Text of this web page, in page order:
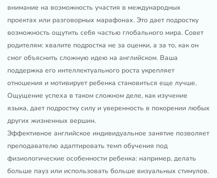
внимание на возможность участия в международных
проектах или разговорных марафонах. Это дает подростку
возможность ощутить себя частью глобального мира. Совет
родителям: хвалите подростка не за оценки, а за то, как он
смог объяснить сложную идею на английском. Ваша
поддержка его интеллектуального роста укрепляет
отношения и мотивирует ребенка становиться еще лучше.
Ощущение успеха в таком сложном деле, как изучение
языка, дает подростку силу и уверенность в покорении любых
других жизненных вершин.
Эффективное английское индивидуальное занятие позволяет
преподавателю адаптировать темп обучения под
физиологические особенности ребенка: например, делать
больше пауз или использовать больше визуальных стимулов.